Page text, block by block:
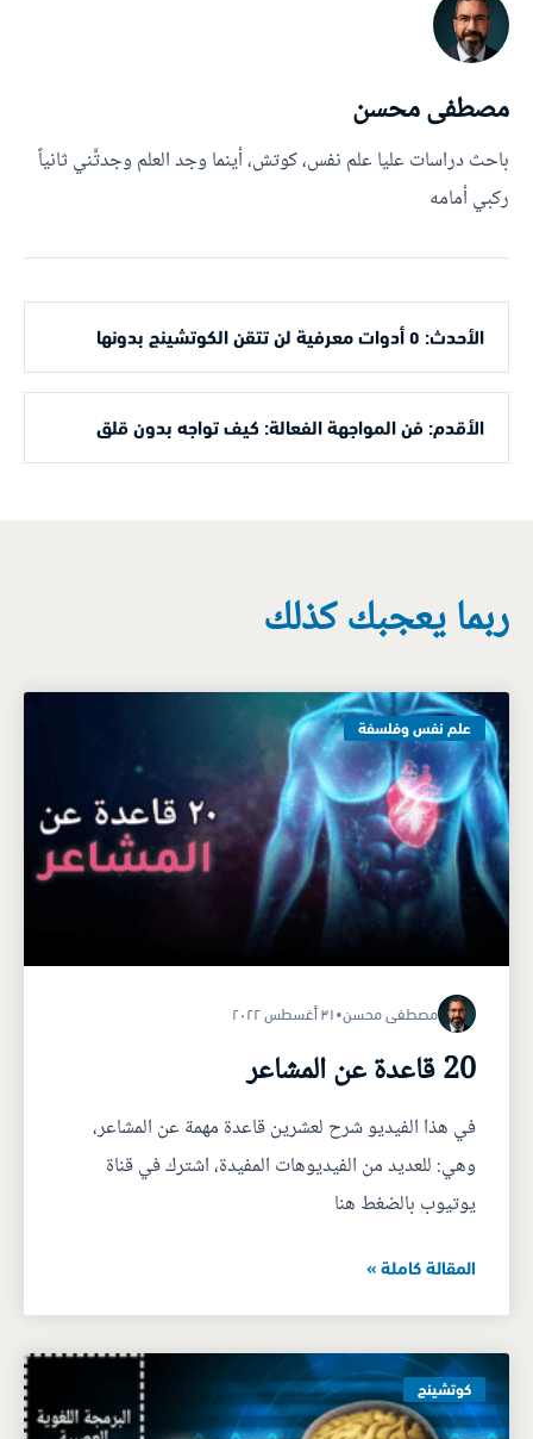
مصطفى محسن
باحث دراسات عليا علم نفس، كوتش، أينما وجد العلم وجدتَّني ثانياً
ركبي أمامه
الأحدث: ٥ أدوات معرفية لن تتقن الكوتشينج بدونها
الأقدم: فن المواجهة الفعالة: كيف تواجه بدون قلق
ربما يعجبك كذلك
علم نفس وفلسفة
مصطفى محسن•٣١ أغسطس ٢٠٢٢
20 قاعدة عن المشاعر
في هذا الفيديو شرح لعشرين قاعدة مهمة عن المشاعر،
وهي: للعديد من الفيديوهات المفيدة، اشترك في قناة
يوتيوب بالضغط هنا
المقالة كاملة »
كوتشينج